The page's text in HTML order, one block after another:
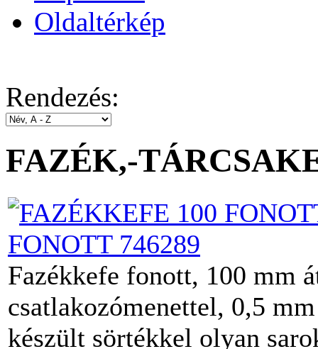
Oldaltérkép
Rendezés:
FAZÉK,-
FONOTT 746289
Fazékkefe fonott, 100 mm
csatlakozómenettel, 0,5
készült sörtékkel olyan